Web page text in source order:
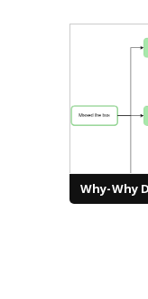
Why-Why